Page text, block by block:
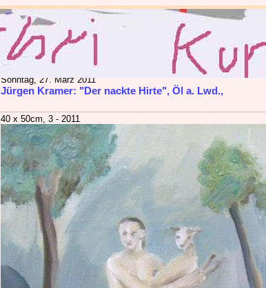
Sonntag, 27. März 2011
Jürgen Kramer: "Der nackte Hirte", Öl a. Lwd.,
40 x 50cm, 3 - 2011